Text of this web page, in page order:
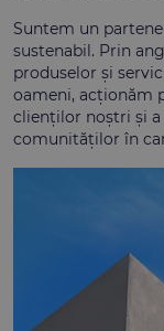
Suntem un
sustenabil. Prin
produselor și
oameni, acționăm
clienților noștri și
comunităților în